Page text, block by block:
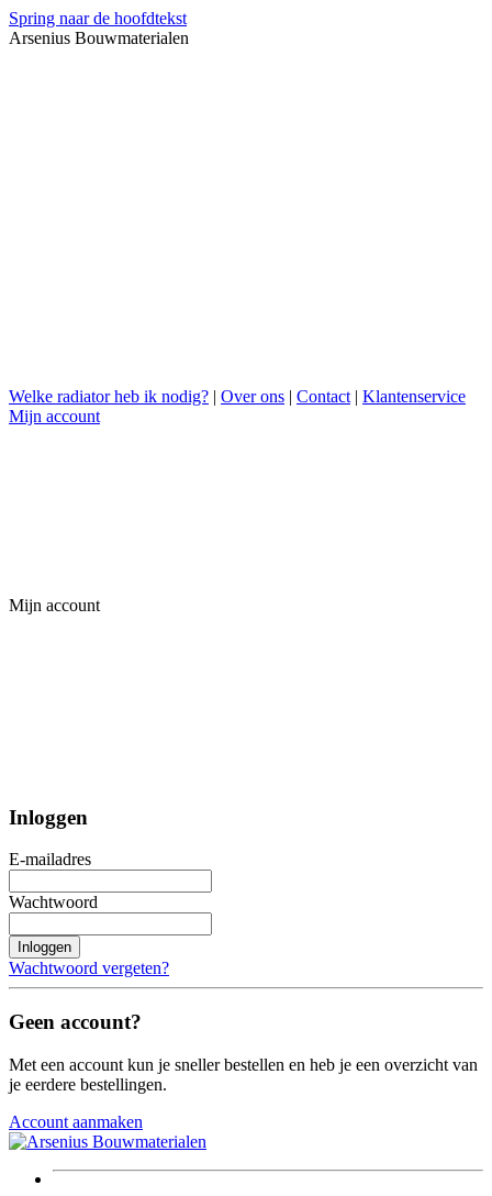
Spring naar de hoofdtekst
Arsenius Bouwmaterialen
Welke radiator heb ik nodig? | Over ons | Contact | Klantenservice
Mijn account
Mijn account
Inloggen
E-mailadres
Wachtwoord
Inloggen
Wachtwoord vergeten?
Geen account?
Met een account kun je sneller bestellen en heb je een overzicht van
je eerdere bestellingen.
Account aanmaken